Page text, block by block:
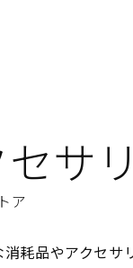
サ
ア
耗品やアクセサ